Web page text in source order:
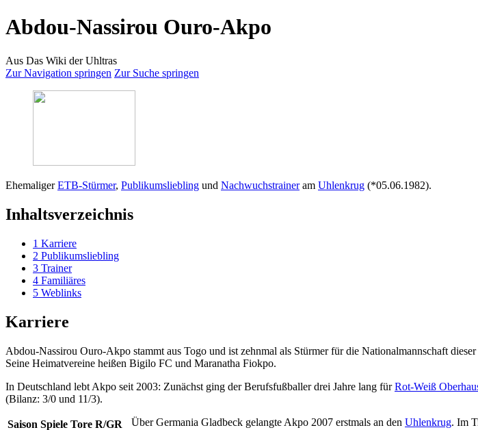
Abdou-Nassirou Ouro-Akpo
Aus Das Wiki der Uhltras
Zur Navigation springen Zur Suche springen
EhemaligerETB-Stürmer, Publikumsliebling und Nachwuchstraineram Uhlenkrug (*05.06.1982).
Inhaltsverzeichnis
1 Karriere
2 Publikumsliebling
3 Trainer
4 Familiäres
5 Weblinks
Karriere
Abdou-Nassirou Ouro-Akpo stammt aus Togo und ist zehnmal als Stürmer für die Nationalmannschaft
Seine Heimatvereine heißen Bigilo FC und Maranatha Fiokpo.
In Deutschland lebt Akpo seit 2003: Zunächst ging der Berufsfußballer drei Jahre lang fürRot-Weiß
(Bilanz: 3/0 und 11/3).
Saison Spiele Tore R/GR
Über Germania Gladbeck gelangte Akpo 2007 erstmals an den Uhlenkrug. Im